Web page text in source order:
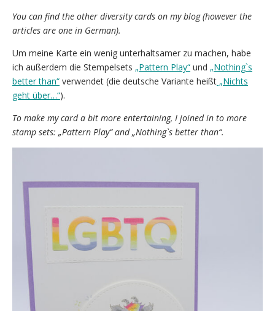
You can find the other diversity cards on my blog (however the
articles are one in German).
Um meine Karte ein wenig unterhaltsamer zu machen, habe
ich außerdem die Stempelsets „Pattern Play“ und „Nothing`s
better than“ verwendet (die deutsche Variante heißt „Nichts
geht über…“).
To make my card a bit more entertaining, I joined in to more
stamp sets: „Pattern Play“ and „Nothing`s better than“.